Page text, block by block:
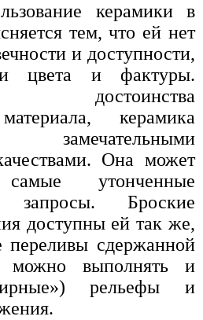
керамики в
тем, что ей нет
и доступности,
цвета и фактуры.
достоинства
керамика
Она может
самые утонченные
запросы. Броские
доступны ей так же,
сдержанной
выполнять и
рельефы и